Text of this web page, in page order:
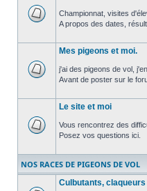
Aucun
non
Championnat, visites
A propos des dates,
Aucun
non
Mes pigeons et moi.
j'ai des pigeons de vol,
Avant de poster sur le
Aucun
Le site et moi
Vous rencontrez des
Posez vos questions ici.
NOS RACES DE PIGEONS DE VOL
Culbutants, claqueurs